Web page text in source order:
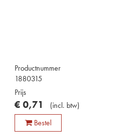
Productnummer
1880315
Prijs
€ 0,71 (incl. btw)
Bestel